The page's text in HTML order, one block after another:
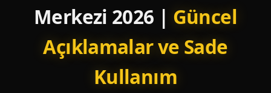
Merkezi 2026 | Güncel
Açıklamalar ve Sade
Kullanım